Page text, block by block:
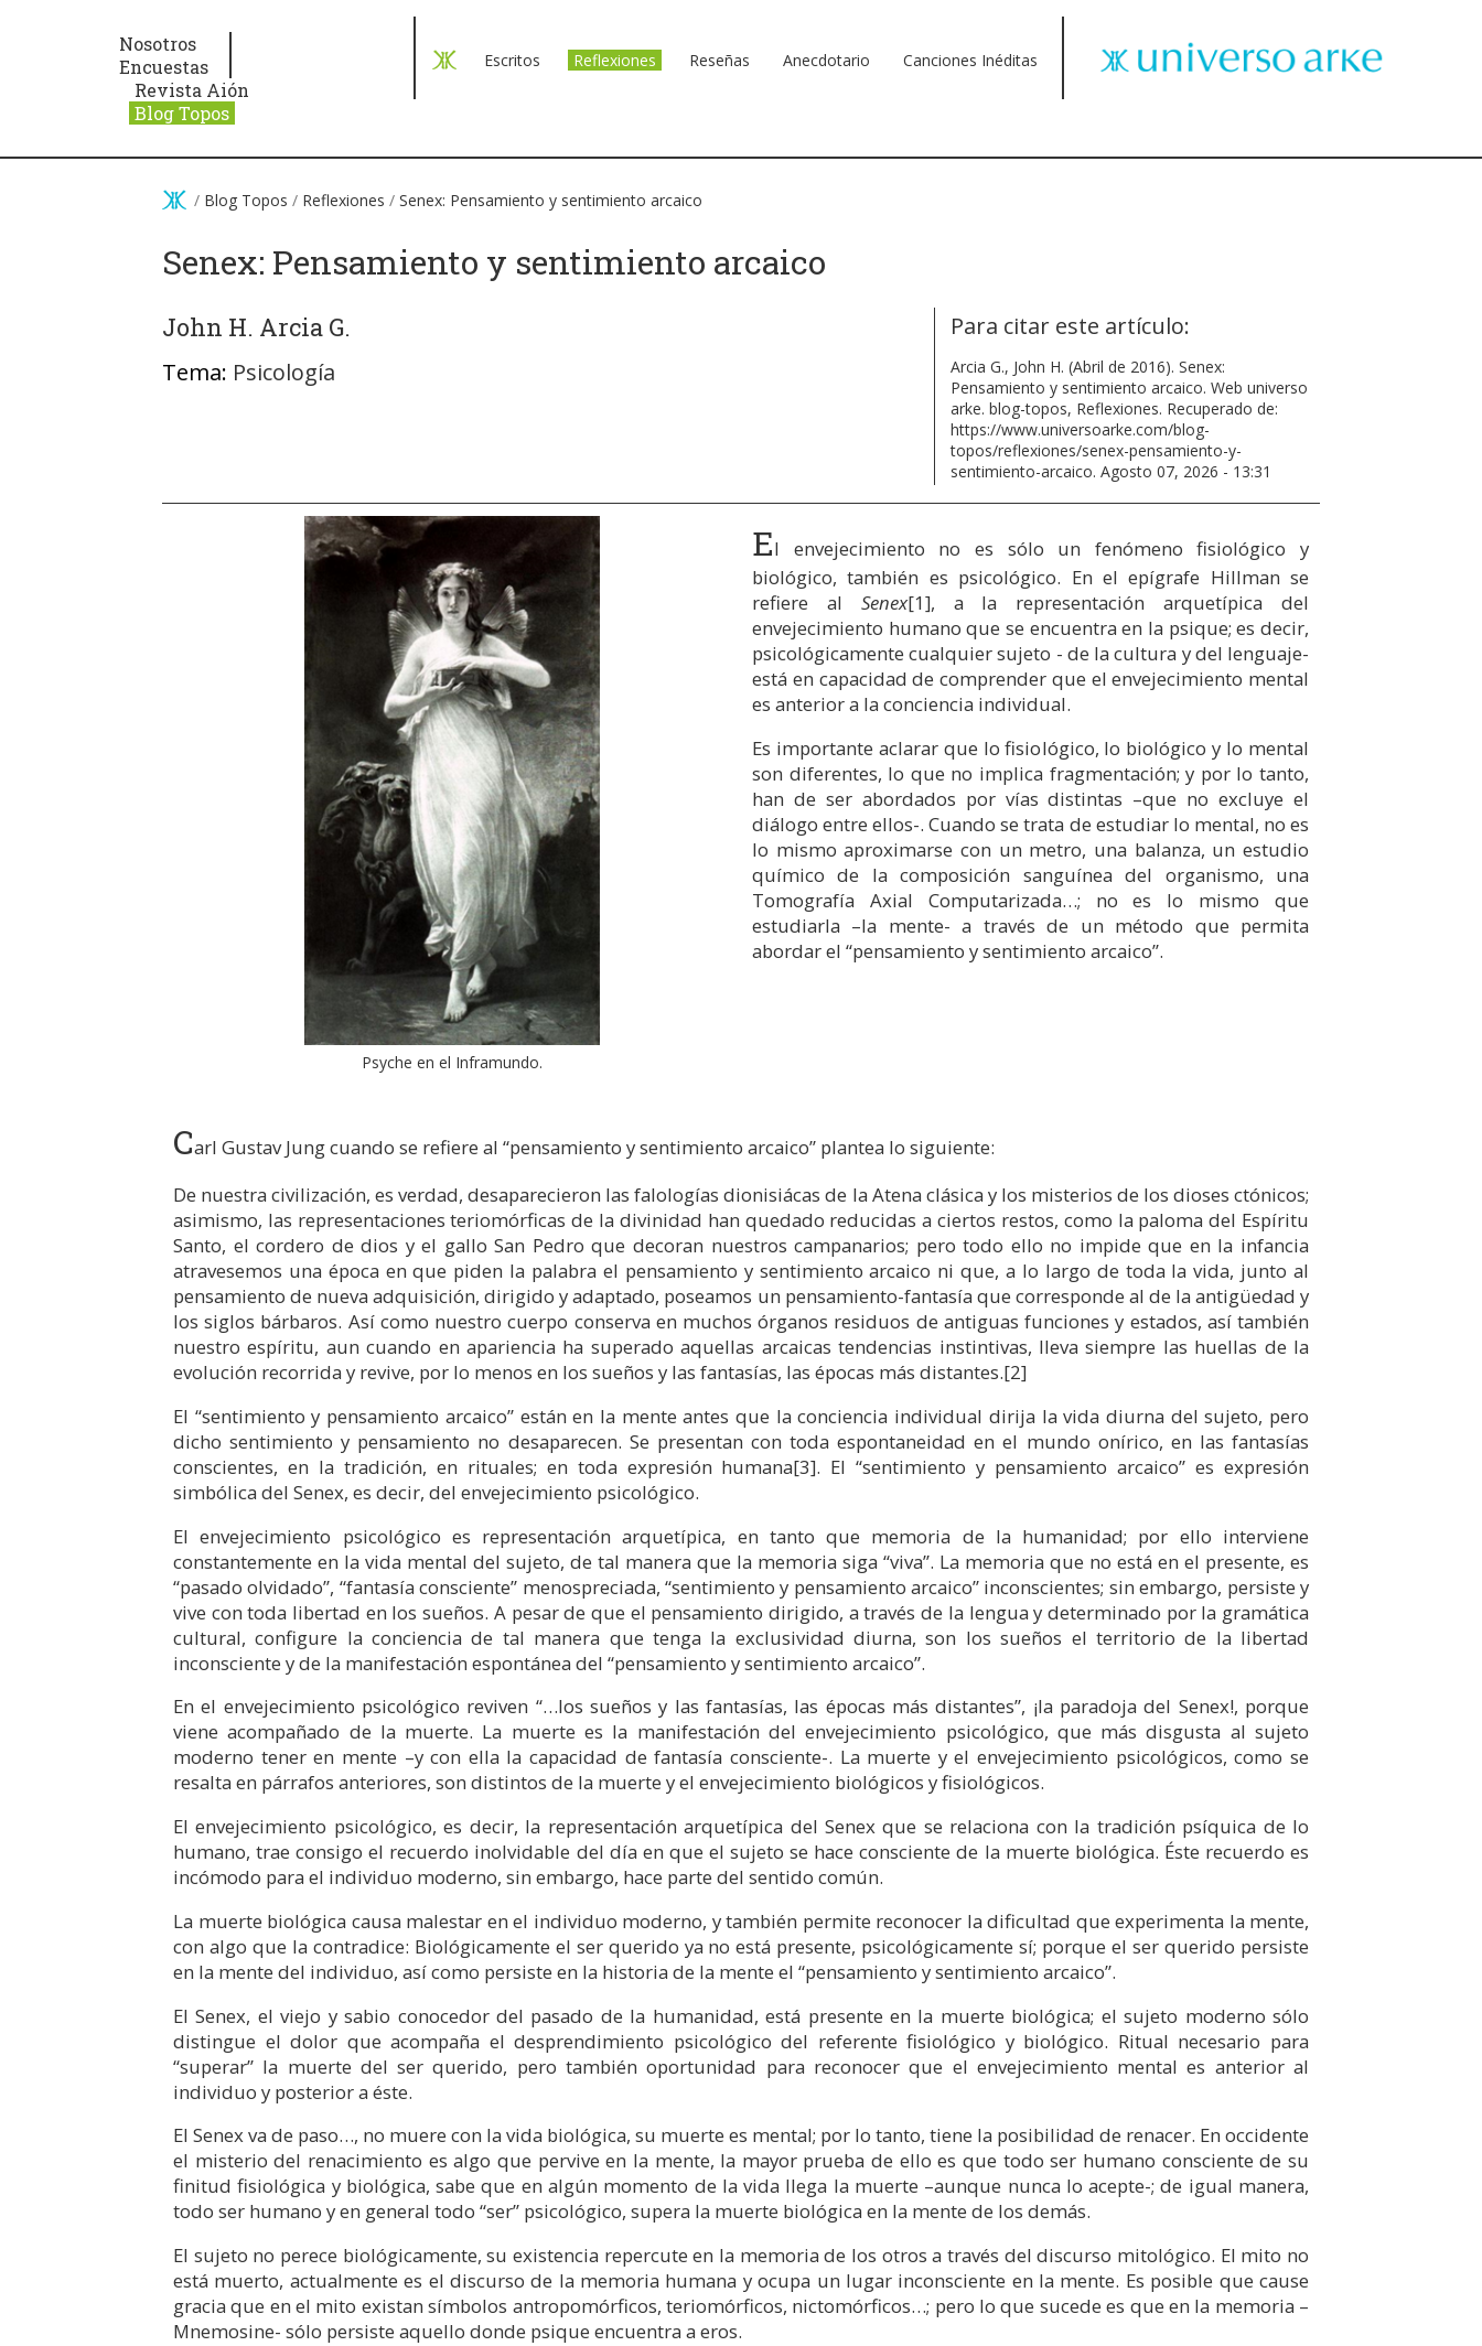
Nosotros
Encuestas
Revista Aión
Blog Topos
Escritos Reflexiones Reseñas Anecdotario Canciones Inéditas
/ Blog Topos / Reflexiones / Senex: Pensamiento y sentimiento arcaico
Senex: Pensamiento y sentimiento arcaico
Para citar este artículo:
Arcia G., John H. (Abril de 2016). Senex:
Pensamiento y sentimiento arcaico. Web universo
arke. blog-topos, Reflexiones. Recuperado de:
https://www.universoarke.com/blog-
topos/reflexiones/senex-pensamiento-y-
sentimiento-arcaico. Agosto 07, 2026 - 13:31
John H. Arcia G.
Tema: Psicología
Psyche en el Inframundo.
El envejecimiento no es sólo un fenómeno fisiológico y
biológico, también es psicológico. En el epígrafe Hillman se
refiere al Senex[1], a la representación arquetípica del
envejecimiento humano que se encuentra en la psique; es decir,
psicológicamente cualquier sujeto - de la cultura y del lenguaje-
está en capacidad de comprender que el envejecimiento mental
es anterior a la conciencia individual.
Es importante aclarar que lo fisiológico, lo biológico y lo mental
son diferentes, lo que no implica fragmentación; y por lo tanto,
han de ser abordados por vías distintas –que no excluye el
diálogo entre ellos-. Cuando se trata de estudiar lo mental, no es
lo mismo aproximarse con un metro, una balanza, un estudio
químico de la composición sanguínea del organismo, una
Tomografía Axial Computarizada…; no es lo mismo que
estudiarla –la mente- a través de un método que permita
abordar el “pensamiento y sentimiento arcaico”.
Carl Gustav Jung cuando se refiere al “pensamiento y sentimiento arcaico” plantea lo siguiente:
De nuestra civilización, es verdad, desaparecieron las falologías dionisiácas de la Atena clásica y los misterios de los dioses ctónicos;
asimismo, las representaciones teriomórficas de la divinidad han quedado reducidas a ciertos restos, como la paloma del Espíritu
Santo, el cordero de dios y el gallo San Pedro que decoran nuestros campanarios; pero todo ello no impide que en la infancia
atravesemos una época en que piden la palabra el pensamiento y sentimiento arcaico ni que, a lo largo de toda la vida, junto al
pensamiento de nueva adquisición, dirigido y adaptado, poseamos un pensamiento-fantasía que corresponde al de la antigüedad y
los siglos bárbaros. Así como nuestro cuerpo conserva en muchos órganos residuos de antiguas funciones y estados, así también
nuestro espíritu, aun cuando en apariencia ha superado aquellas arcaicas tendencias instintivas, lleva siempre las huellas de la
evolución recorrida y revive, por lo menos en los sueños y las fantasías, las épocas más distantes.[2]
El “sentimiento y pensamiento arcaico” están en la mente antes que la conciencia individual dirija la vida diurna del sujeto, pero
dicho sentimiento y pensamiento no desaparecen. Se presentan con toda espontaneidad en el mundo onírico, en las fantasías
conscientes, en la tradición, en rituales; en toda expresión humana[3]. El “sentimiento y pensamiento arcaico” es expresión
simbólica del Senex, es decir, del envejecimiento psicológico.
El envejecimiento psicológico es representación arquetípica, en tanto que memoria de la humanidad; por ello interviene
constantemente en la vida mental del sujeto, de tal manera que la memoria siga “viva”. La memoria que no está en el presente, es
“pasado olvidado”, “fantasía consciente” menospreciada, “sentimiento y pensamiento arcaico” inconscientes; sin embargo, persiste y
vive con toda libertad en los sueños. A pesar de que el pensamiento dirigido, a través de la lengua y determinado por la gramática
cultural, configure la conciencia de tal manera que tenga la exclusividad diurna, son los sueños el territorio de la libertad
inconsciente y de la manifestación espontánea del “pensamiento y sentimiento arcaico”.
En el envejecimiento psicológico reviven “…los sueños y las fantasías, las épocas más distantes”, ¡la paradoja del Senex!, porque
viene acompañado de la muerte. La muerte es la manifestación del envejecimiento psicológico, que más disgusta al sujeto
moderno tener en mente –y con ella la capacidad de fantasía consciente-. La muerte y el envejecimiento psicológicos, como se
resalta en párrafos anteriores, son distintos de la muerte y el envejecimiento biológicos y fisiológicos.
El envejecimiento psicológico, es decir, la representación arquetípica del Senex que se relaciona con la tradición psíquica de lo
humano, trae consigo el recuerdo inolvidable del día en que el sujeto se hace consciente de la muerte biológica. Éste recuerdo es
incómodo para el individuo moderno, sin embargo, hace parte del sentido común.
La muerte biológica causa malestar en el individuo moderno, y también permite reconocer la dificultad que experimenta la mente,
con algo que la contradice: Biológicamente el ser querido ya no está presente, psicológicamente sí; porque el ser querido persiste
en la mente del individuo, así como persiste en la historia de la mente el “pensamiento y sentimiento arcaico”.
El Senex, el viejo y sabio conocedor del pasado de la humanidad, está presente en la muerte biológica; el sujeto moderno sólo
distingue el dolor que acompaña el desprendimiento psicológico del referente fisiológico y biológico. Ritual necesario para
“superar” la muerte del ser querido, pero también oportunidad para reconocer que el envejecimiento mental es anterior al
individuo y posterior a éste.
El Senex va de paso…, no muere con la vida biológica, su muerte es mental; por lo tanto, tiene la posibilidad de renacer. En occidente
el misterio del renacimiento es algo que pervive en la mente, la mayor prueba de ello es que todo ser humano consciente de su
finitud fisiológica y biológica, sabe que en algún momento de la vida llega la muerte –aunque nunca lo acepte-; de igual manera,
todo ser humano y en general todo “ser” psicológico, supera la muerte biológica en la mente de los demás.
El sujeto no perece biológicamente, su existencia repercute en la memoria de los otros a través del discurso mitológico. El mito no
está muerto, actualmente es el discurso de la memoria humana y ocupa un lugar inconsciente en la mente. Es posible que cause
gracia que en el mito existan símbolos antropomórficos, teriomórficos, nictomórficos…; pero lo que sucede es que en la memoria –
Mnemosine- sólo persiste aquello donde psique encuentra a eros.